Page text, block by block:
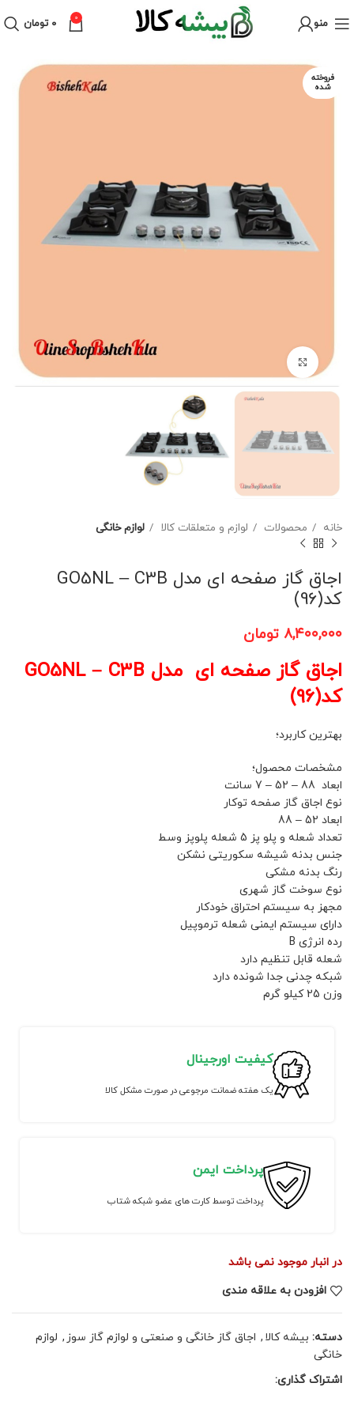
منو 0 ۰ تومان
فروخته
شده
خانه محصولات لوازم و متعلقات کالا لوازم خانگی
کد(96)
۸,۴۰۰,۰۰۰ تومان
کد(96)
بهترین کاربرد؛
مشخصات محصول؛
ابعاد 88 – 52 – 7 سانت
نوع اجاق گاز صفحه توکار
ابعاد 52 – 88
تعداد شعله و پلو پز 5 شعله پلوپز وسط
جنس بدنه شیشه سکوریتی نشکن
رنگ بدنه مشکی
نوع سوخت گاز شهری
مجهز به سیستم احتراق خودکار
دارای سیستم ایمنی شعله ترموپیل
رده انرژی B
شعله قابل تنظیم دارد
شبکه چدنی جدا شونده دارد
وزن 25 کیلو گرم
کیفیت اورجینال
یک هفته ضمانت مرجوعی در صورت مشکل کالا
پرداخت ایمن
پرداخت توسط کارت های عضو شبکه شتاب
در انبار موجود نمی باشد
افزودن به علاقه مندی
دسته: بیشه کالا , اجاق گاز خانگی و صنعتی و لوازم گاز سوز , لوازم
خانگی
اشتراک گذاری: